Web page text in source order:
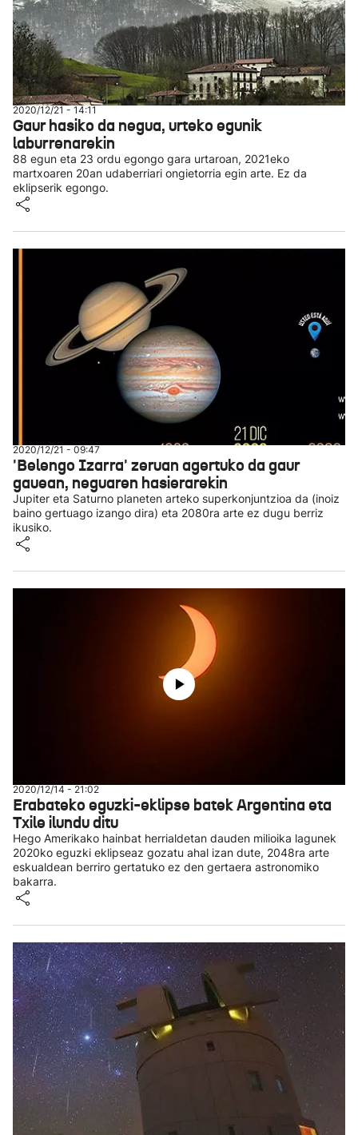
2020/12/21 - 14:11
Gaur hasiko da negua, urteko egunik
laburrenarekin
88 egun eta 23 ordu egongo gara urtaroan, 2021eko
martxoaren 20an udaberriari ongietorria egin arte. Ez da
eklipserik egongo.
2020/12/21 - 09:47
'Belengo Izarra' zeruan agertuko da gaur
gauean, neguaren hasierarekin
Jupiter eta Saturno planeten arteko superkonjuntzioa da (inoiz
baino gertuago izango dira) eta 2080ra arte ez dugu berriz
ikusiko.
2020/12/14 - 21:02
Erabateko eguzki-eklipse batek Argentina eta
Txile ilundu ditu
Hego Amerikako hainbat herrialdetan dauden milioika lagunek
2020ko eguzki eklipseaz gozatu ahal izan dute, 2048ra arte
eskualdean berriro gertatuko ez den gertaera astronomiko
bakarra.